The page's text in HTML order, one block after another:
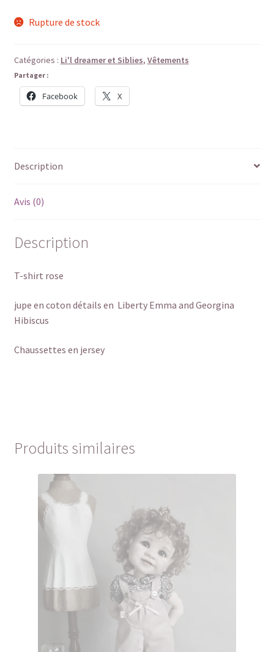
Rupture de stock
Catégories : Li'l dreamer et Siblies, Vêtements
Partager :
Facebook X
Description
Avis (0)
Description
T-shirt rose
jupe en coton détails en Liberty Emma and Georgina
Hibiscus
Chaussettes en jersey
Produits similaires